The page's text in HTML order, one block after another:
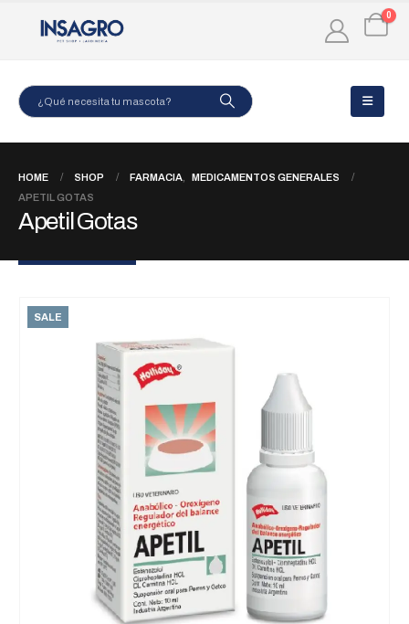
0
HOME SHOP FARMACIA
MEDICAMENTOS GENERALES
APETIL GOTAS
Apetil Gotas
SALE